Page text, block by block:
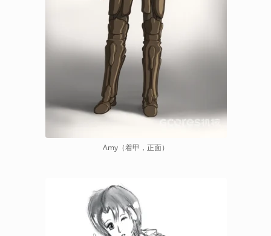
Amy（着甲，正面）